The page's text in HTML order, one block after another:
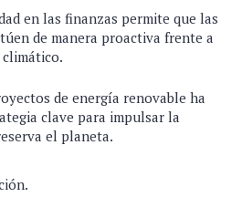
en las finanzas permite que las
de manera proactiva frente a
de energía renovable ha
clave para impulsar la
el planeta.